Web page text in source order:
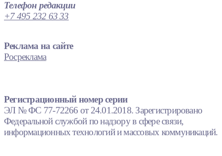
Телефон редакции
+7 495 232 63 33
Реклама на сайте
Росреклама
Регистрационный номер серии
ЭЛ № ФС 77-72266 от 24.01.2018. Зарегистрировано
Федеральной службой по надзору в сфере связи,
информационных технологий и массовых коммуникаций.